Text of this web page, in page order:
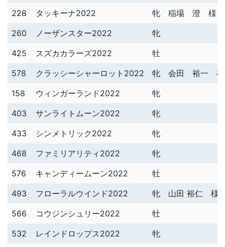
228
タッキーナ2022 牝
稲場 澄 様
260
ノーザンスター2022
牝
425
スズカカラーズ2022
牡
578
クラッシーシャーロット2022 牝
会田 裕一 様
158
ウィンガーランド2022
牝
403
サンライトムーン2022
牝
433
シンメトリック2022
牝
468
ファミリアリティ2022
牝
576
キャンディームーン2022
牡
493
フローラルウインド2022 牝
山田 裕仁 様
566
コウジンシュリー2022
牡
532
レインドロップス2022 牝